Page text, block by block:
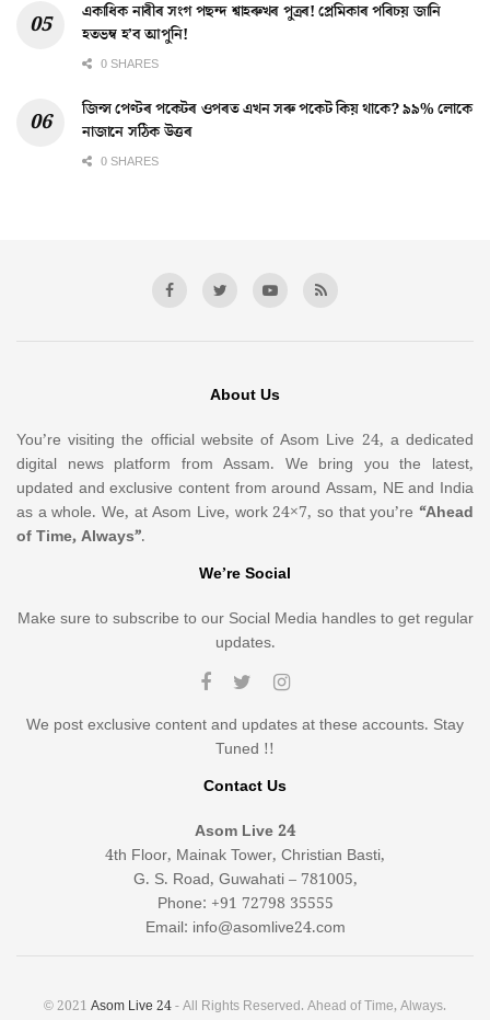
একাধিক নাৰীৰ সংগ পছন্দ শ্বাহৰুখৰ পুত্ৰৰ! প্ৰেমিকাৰ পৰিচয় জানি
হতভম্ব হ’ব আপুনি!
0 SHARES
জিন্স পেণ্টৰ পকেটৰ ওপৰত এখন সৰু পকেট কিয় থাকে? ৯৯% লোকে
নাজানে সঠিক উত্তৰ
0 SHARES
About Us
You’re visiting the official website of Asom Live 24, a dedicated
digital news platform from Assam. We bring you the latest,
updated and exclusive content from around Assam, NE and India
as a whole. We, at Asom Live, work 24×7, so that you’re “Ahead
of Time, Always”.
We’re Social
Make sure to subscribe to our Social Media handles to get regular
updates.
We post exclusive content and updates at these accounts. Stay
Tuned !!
Contact Us
Asom Live 24
4th Floor, Mainak Tower, Christian Basti,
G. S. Road, Guwahati – 781005,
Phone: +91 72798 35555
Email: info@asomlive24.com
© 2021 Asom Live 24- All Rights Reserved. Ahead of Time, Always.